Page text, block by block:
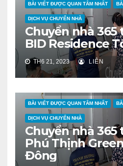
BÀI VIẾT ĐƯỢC QUAN TÂM NHẤT
DỊCH VỤ CHUYỂN NHÀ
Chuyển nhà 365
BID Residence
TH6 21, 2023 LIÊN
BÀI VIẾT ĐƯỢC QUAN TÂM NHẤT
DỊCH VỤ CHUYỂN NHÀ
Chuyển nhà 365
Phú Thịnh
Đông